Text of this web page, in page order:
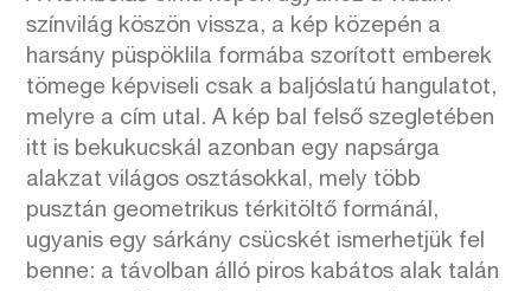
színvilág köszön vissza, a kép közepén a
harsány püspöklila formába szorított emberek
tömege képviseli csak a baljóslatú hangulatot,
melyre a cím utal. A kép bal felső szegletében
itt is bekukucskál azonban egy napsárga
alakzat világos osztásokkal, mely több
pusztán geometrikus térkitöltő formánál,
ugyanis egy sárkány csücskét ismerhetjük fel
benne: a távolban álló piros kabátos alak talán